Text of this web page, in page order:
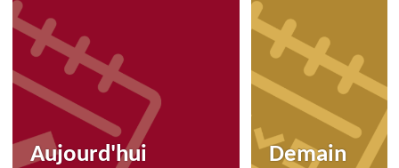
Aujourd'hui Demain